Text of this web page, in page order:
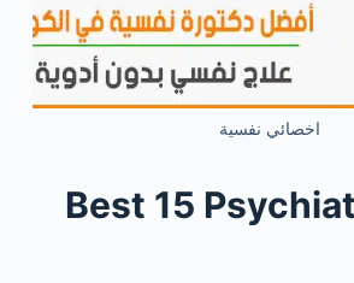
اخصائي نفسية
2024 Best 15